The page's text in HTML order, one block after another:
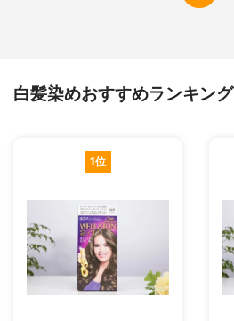
白髪染めおすすめランキング
1位